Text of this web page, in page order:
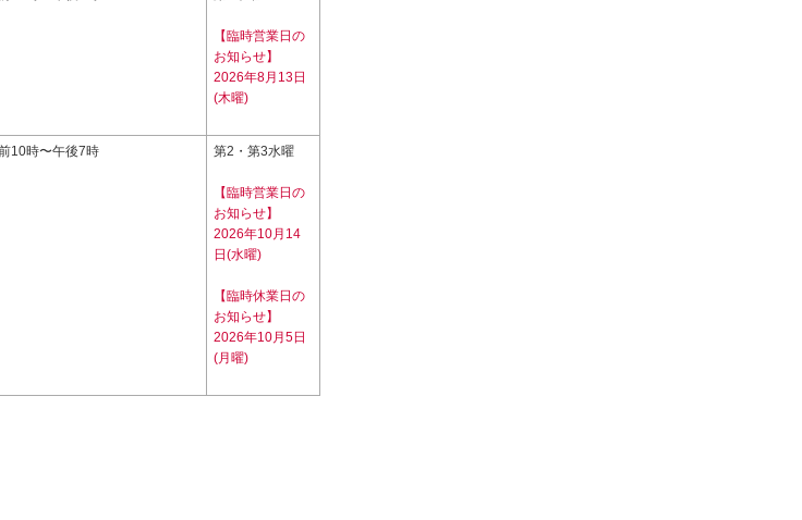
【臨時営業日の
お知らせ】
2026年8月13日
(木曜)
10時〜午後7時 第2・第3水曜
【臨時営業日の
お知らせ】
2026年10月14
日(水曜)
【臨時休業日の
お知らせ】
2026年10月5日
(月曜)